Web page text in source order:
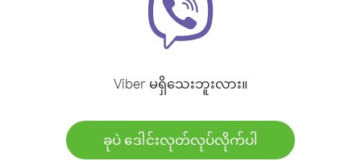
Viber မရှိသေးဘူးလား။
ခုပဲ ဒေါင်းလုတ်လုပ်လိုက်ပါ